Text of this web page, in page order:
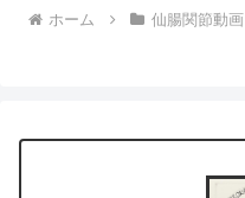
ホーム 仙腸関節動画